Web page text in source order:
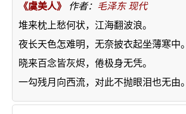
《虞美人》 作者： 毛泽东 现代
堆来枕上愁何状，江海翻波浪。
夜长天色怎难明，无奈披衣起坐薄寒中。
晓来百念皆灰烬，倦极身无凭。
一勾残月向西流，对此不抛眼泪也无由。